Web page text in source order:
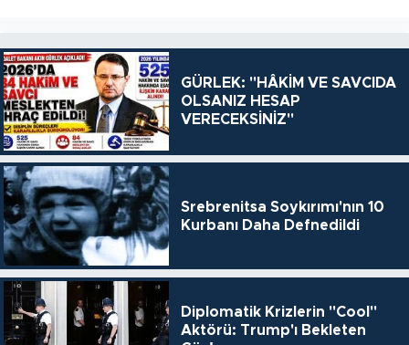
GÜRLEK: "HÂKİM VE SAVCIDA
OLSANIZ HESAP
VERECEKSİNİZ"
Srebrenitsa Soykırımı'nın 10
Kurbanı Daha Defnedildi
Diplomatik Krizlerin "Cool"
Aktörü: Trump'ı Bekleten